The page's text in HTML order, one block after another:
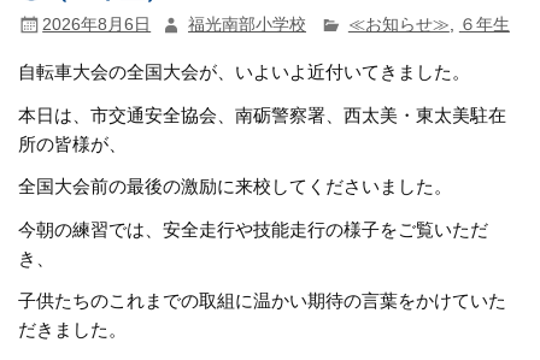
2026年8月6日 福光南部小学校 ≪お知らせ≫ ６年生
自転車大会の全国大会が、いよいよ近付いてきました。
本日は、市交通安全協会、南砺警察署、西太美・東太美駐在
所の皆様が、
全国大会前の最後の激励に来校してくださいました。
今朝の練習では、安全走行や技能走行の様子をご覧いただ
き、
子供たちのこれまでの取組に温かい期待の言葉をかけていた
だきました。